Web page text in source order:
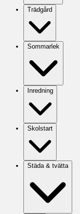
Trädgård
Sommarlek
Inredning
Skolstart
Städa & tvätta